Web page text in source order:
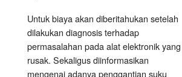
Untuk biaya akan diberitahukan setelah
dilakukan diagnosis terhadap
permasalahan pada alat elektronik yang
rusak. Sekaligus diinformasikan
mengenai adanya penggantian suku